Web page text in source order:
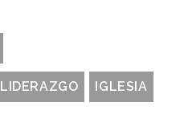
LIDERAZGO IGLESIA